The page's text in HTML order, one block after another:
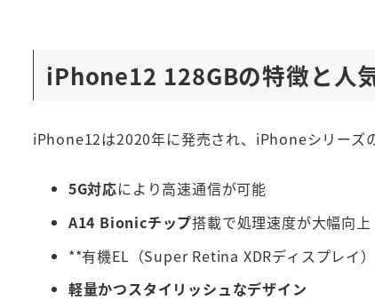
iPhone12 128GBの特徴と人
iPhone12は2020年に発売され、iPhoneシリーズ
5G対応により高速通信が可能
A14 Bionicチップ搭載で処理速度が大幅向上
**有機EL（Super Retina XDRディスプレイ
軽量かつスタイリッシュなデザイン